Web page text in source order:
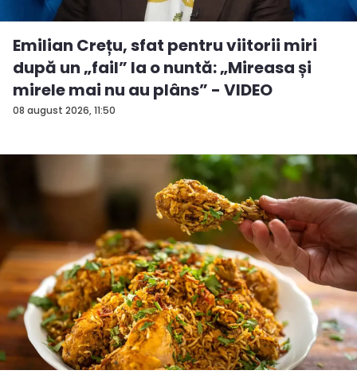
08 august 2026, 11:50
Emilian Crețu, sfat pentru viitorii miri
după un „fail” la o nuntă: „Mireasa și
mirele mai nu au plâns” - VIDEO